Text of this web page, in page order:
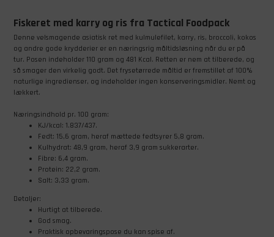
Fiskeret med karry og ris fra Tactical Foodpack
Denne velsmagende asiatisk ret med kulmulefilet, karry, ris, broccoli, kokos
og andre gode krydderier er en næringsrig måltidsløsning når du er på
tur. Posen indeholder 110 gram og 481 Kcal. Retten er nem at tilberede, og
så smager den virkelig godt. Det frysetørrede måltid er fremstillet af 100%
naturlige ingredienser, og indeholder ingen konserveringsmidler. Nemt og
lækkert.
Næringsindhold pr. 100 gram:
KJ/kcal: 1.837/437.
Fedt: 15,6 gram, heraf mættede fedtsyrer 5,8 gram.
Kulhydrat: 48,9 gram, heraf 3,9 gram sukkerarter.
Fibre: 6,4 gram.
Protein: 22,2 gram.
Salt: 3,33 gram.
Detaljer:
Hurtigt at tilberede.
God smag.
Praktisk opbevaringspose du kan spise af.